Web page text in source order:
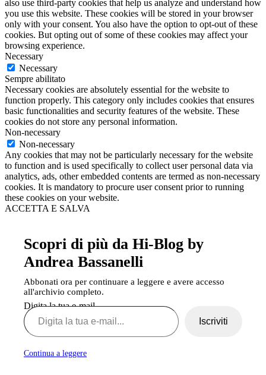
also use third-party cookies that help us analyze and understand how
you use this website. These cookies will be stored in your browser
only with your consent. You also have the option to opt-out of these
cookies. But opting out of some of these cookies may affect your
browsing experience.
Necessary
Necessary
Sempre abilitato
Necessary cookies are absolutely essential for the website to
function properly. This category only includes cookies that ensures
basic functionalities and security features of the website. These
cookies do not store any personal information.
Non-necessary
Non-necessary
Any cookies that may not be particularly necessary for the website
to function and is used specifically to collect user personal data via
analytics, ads, other embedded contents are termed as non-necessary
cookies. It is mandatory to procure user consent prior to running
these cookies on your website.
ACCETTA E SALVA
Scopri di più da Hi-Blog by
Andrea Bassanelli
Abbonati ora per continuare a leggere e avere accesso
all'archivio completo.
Digita la tua e-mail...
Iscriviti
Continua a leggere